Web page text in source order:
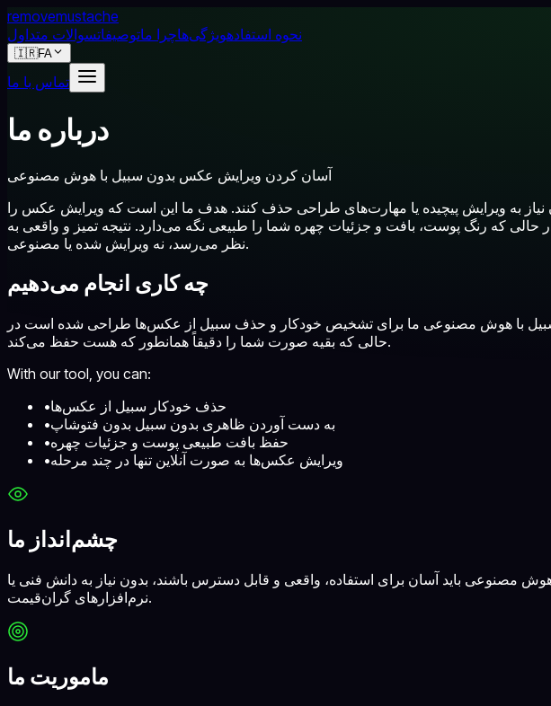
removemustache
نحوه استفادهویژگی‌هاچرا ماتوصیفاتسوالات متداول
🇮🇷FA
تماس با ما
درباره ما
آسان کردن ویرایش عکس بدون سبیل با هوش مصنوعی
نیاز به ویرایش پیچیده یا مهارت‌های طراحی حذف کنند. هدف ما این است که ویرایش عکس را
که رنگ پوست، بافت و جزئیات چهره شما را طبیعی نگه می‌دارد. نتیجه تمیز و واقعی به
نظر می‌رسد، نه ویرایش شده یا مصنوعی.
چه کاری انجام می‌دهیم
با هوش مصنوعی ما برای تشخیص خودکار و حذف سبیل از عکس‌ها طراحی شده است در
حالی که بقیه صورت شما را دقیقاً همانطور که هست حفظ می‌کند.
With our tool, you can:
•حذف خودکار سبیل از عکس‌ها
•به دست آوردن ظاهری بدون سبیل بدون فتوشاپ
•حفظ بافت طبیعی پوست و جزئیات چهره
•ویرایش عکس‌ها به صورت آنلاین تنها در چند مرحله
چشم‌انداز ما
باید آسان برای استفاده، واقعی و قابل دسترس باشند، بدون نیاز به دانش فنی یا
نرم‌افزارهای گران‌قیمت.
ماموریت ما